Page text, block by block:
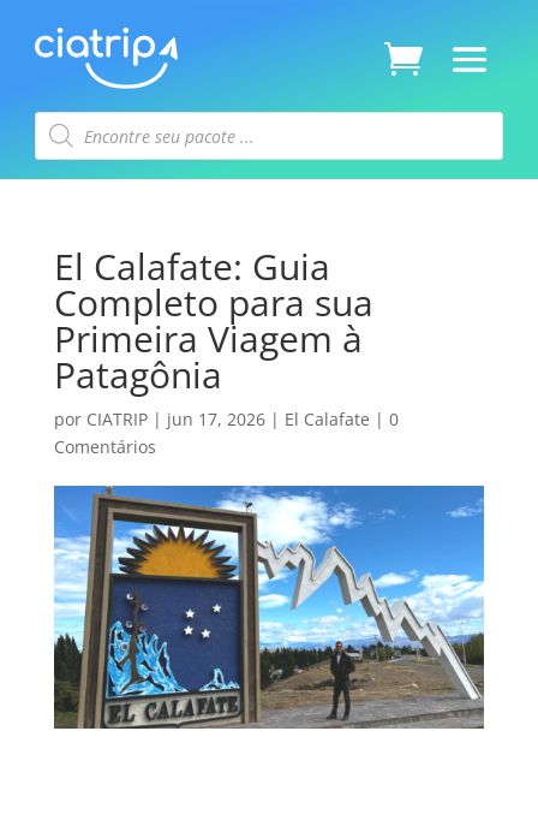
Pesquisar
produtos
El Calafate: Guia
Completo para sua
Primeira Viagem à
Patagônia
por CIATRIP| jun 17, 2026| El Calafate | 0
Comentários